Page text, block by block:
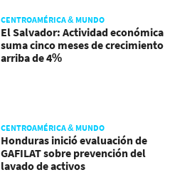
CENTROAMÉRICA & MUNDO
El Salvador: Actividad económica
suma cinco meses de crecimiento
arriba de 4%
CENTROAMÉRICA & MUNDO
Honduras inició evaluación de
GAFILAT sobre prevención del
lavado de activos